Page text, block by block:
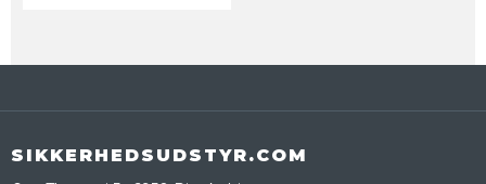
SIKKERHEDSUDSTYR.COM